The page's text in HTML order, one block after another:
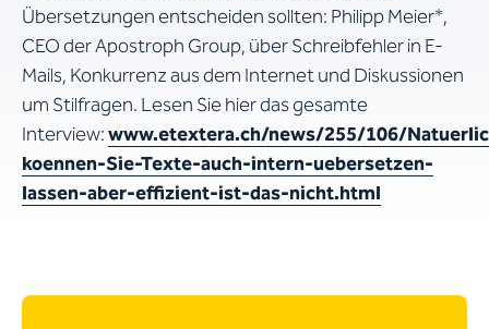
Übersetzungen entscheiden sollten: Philipp Meier*,
CEO der Apostroph Group, über Schreibfehler in E-
Mails, Konkurrenz aus dem Internet und Diskussionen
um Stilfragen. Lesen Sie hier das gesamte
Interview:www.etextera.ch/news/255/106/
koennen-Sie-Texte-auch-intern-uebersetzen-
lassen-aber-effizient-ist-das-nicht.html